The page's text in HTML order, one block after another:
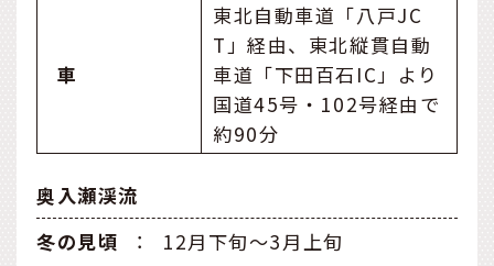
車
東北自動車道「八戸JC
T」経由、東北縦貫自動
車道「下田百石IC」より
国道45号・102号経由で
約90分
奥入瀬渓流
冬の見頃
：
12月下旬〜3月上旬